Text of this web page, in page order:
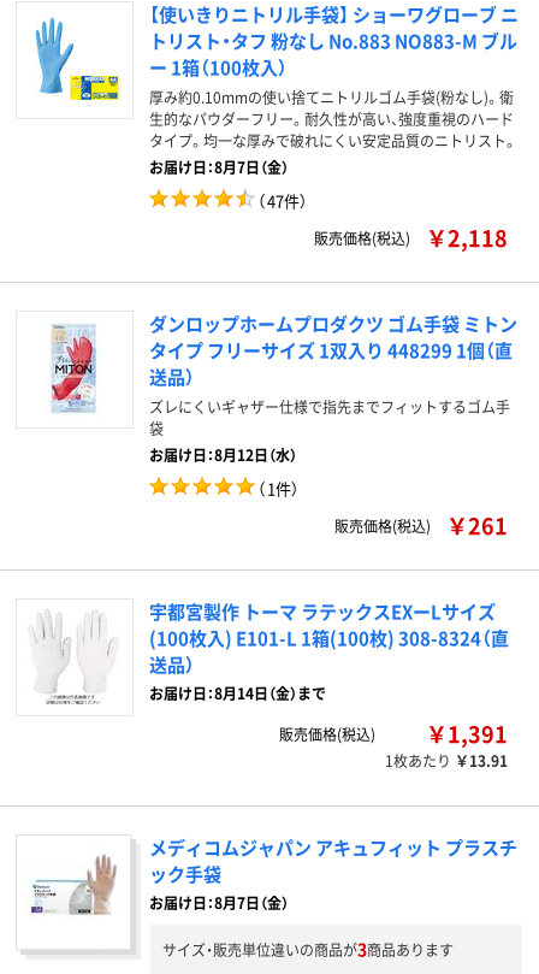
【使いきりニトリル手袋】 ショーワグローブ ニ
トリスト・タフ 粉なし No.883 NO883-M ブル
ー 1箱（100枚入）
厚み約0.10mmの使い捨てニトリルゴム手袋(粉なし)。衛
生的なパウダーフリー。耐久性が高い、強度重視のハード
タイプ。均一な厚みで破れにくい安定品質のニトリスト。
お届け日：8月7日（金）
（47件）
販売価格(税込) ￥2,118
ダンロップホームプロダクツ ゴム手袋 ミトン
タイプ フリーサイズ 1双入り 448299 1個（直
送品）
ズレにくいギャザー仕様で指先までフィットするゴム手
袋
お届け日：8月12日（水）
（1件）
販売価格(税込) ￥261
宇都宮製作 トーマ ラテックスEXーLサイズ
(100枚入) E101-L 1箱(100枚) 308-8324（直
送品）
お届け日：8月14日（金）まで
販売価格(税込)
￥1,391
1枚あたり ￥13.91
メディコムジャパン アキュフィット プラスチ
ック手袋
お届け日：8月7日（金）
サイズ・販売単位違いの商品が3商品あります